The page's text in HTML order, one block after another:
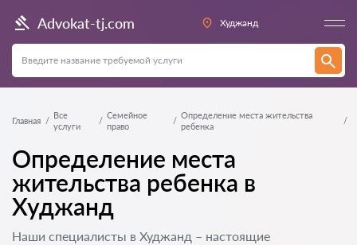
Advokat-tj.com Худжанд
Главная
Все
услуги
Семейное
право
Определение места жительства
ребенка
Определение места
жительства ребенка в
Худжанд
Наши специалисты в Худжанд – настоящие